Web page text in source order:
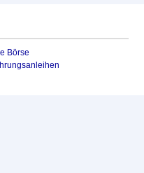
Börse